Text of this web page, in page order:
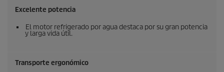
Excelente potencia
El motor refrigerado por agua destaca por su gran potencia
y larga vida útil.
Transporte ergonómico